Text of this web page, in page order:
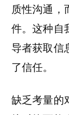
质性沟通，
件。这种自
导者获取信
了信任。
缺乏考量的